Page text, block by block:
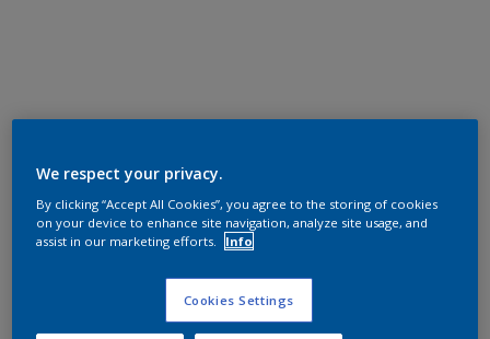
We respect your privacy.
By clicking “Accept All Cookies”, you agree to the storing of cookies
on your device to enhance site navigation, analyze site usage, and
assist in our marketing efforts.
Info
Cookies Settings